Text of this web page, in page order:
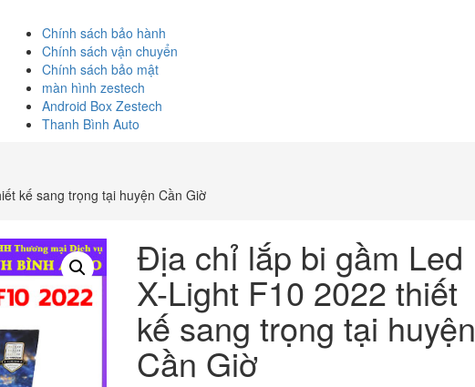
Chính sách bảo hành
Chính sách vận chuyển
Chính sách bảo mật
màn hình zestech
Android Box Zestech
Thanh Bình Auto
kế sang trọng tại huyện Cần Giờ
Địa chỉ lắp bi gầm Led
X-Light F10 2022 thiết
kế sang trọng tại huyện
Cần Giờ